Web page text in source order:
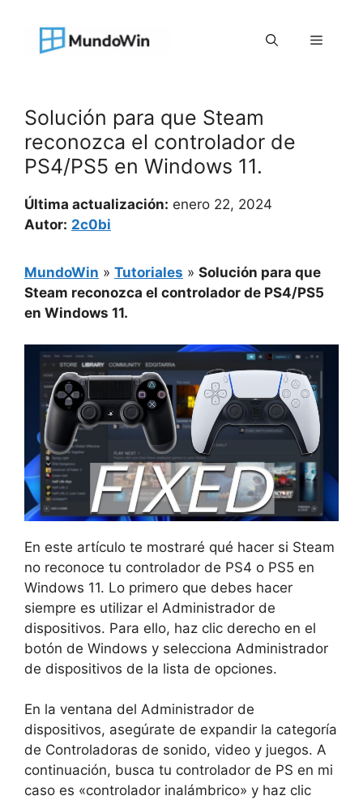
contenido
Menú
Solución para que Steam
reconozca el controlador de
PS4/PS5 en Windows 11.
Última actualización: enero 22, 2024
Autor: 2c0bi
MundoWin » Tutoriales » Solución para que
Steam reconozca el controlador de PS4/PS5
en Windows 11.
En este artículo te mostraré qué hacer si Steam
no reconoce tu controlador de PS4 o PS5 en
Windows 11. Lo primero que debes hacer
siempre es utilizar el Administrador de
dispositivos. Para ello, haz clic derecho en el
botón de Windows y selecciona Administrador
de dispositivos de la lista de opciones.
En la ventana del Administrador de
dispositivos, asegúrate de expandir la categoría
de Controladoras de sonido, video y juegos. A
continuación, busca tu controlador de PS en mi
caso es «controlador inalámbrico» y haz clic